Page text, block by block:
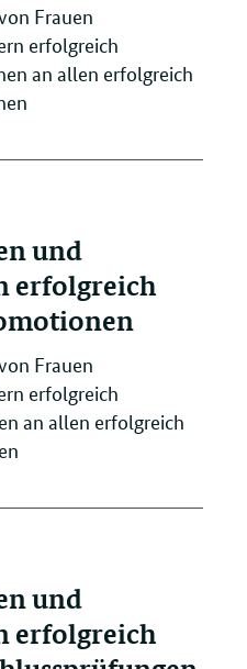
Frauen
erfolgreich
an allen erfolgreich
und
erfolgreich
Frauen
erfolgreich
an allen erfolgreich
und
erfolgreich